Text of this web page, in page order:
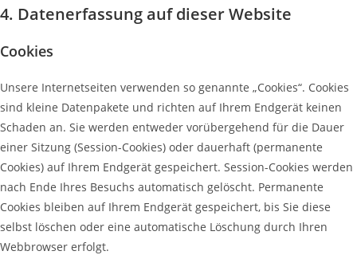
4. Datenerfassung auf dieser Website
Cookies
Unsere Internetseiten verwenden so genannte „Cookies“. Cookies
sind kleine Datenpakete und richten auf Ihrem Endgerät keinen
Schaden an. Sie werden entweder vorübergehend für die Dauer
einer Sitzung (Session-Cookies) oder dauerhaft (permanente
Cookies) auf Ihrem Endgerät gespeichert. Session-Cookies werden
nach Ende Ihres Besuchs automatisch gelöscht. Permanente
Cookies bleiben auf Ihrem Endgerät gespeichert, bis Sie diese
selbst löschen oder eine automatische Löschung durch Ihren
Webbrowser erfolgt.